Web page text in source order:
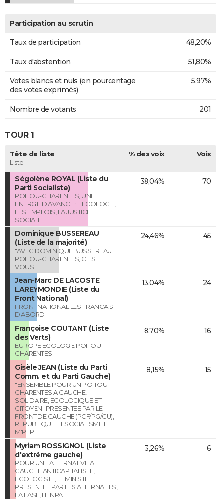
Participation au scrutin
Taux de participation 48,20%
Taux d'abstention 51,80%
Votes blancs et nuls (en pourcentage
des votes exprimés)
5,97%
Nombre de votants 201
TOUR 1
Tête de liste
Liste
% des voix Voix
Ségolène ROYAL (Liste du
Parti Socialiste)
POITOU-CHARENTES, UNE
ENERGIE D'AVANCE : L'ECOLOGIE,
LES EMPLOIS, LA JUSTICE
SOCIALE
38,04% 70
Dominique BUSSEREAU
(Liste de la majorité)
"AVEC DOMINIQUE BUSSEREAU
POITOU-CHARENTES, C'EST
VOUS ! "
24,46% 45
Jean-Marc DE LACOSTE
LAREYMONDIE (Liste du
Front National)
FRONT NATIONAL LES FRANCAIS
D'ABORD
13,04% 24
Françoise COUTANT (Liste
des Verts)
EUROPE ECOLOGIE POITOU-
CHARENTES
8,70% 16
Gisèle JEAN (Liste du Parti
Comm. et du Parti Gauche)
"ENSEMBLE POUR UN POITOU-
CHARENTES A GAUCHE,
SOLIDAIRE, ECOLOGIQUE ET
CITOYEN" PRESENTEE PAR LE
FRONT DE GAUCHE (PCF/PG/GU),
REPUBLIQUE ET SOCIALISME ET
M'PEP
8,15% 15
Myriam ROSSIGNOL (Liste
d'extrême gauche)
POUR UNE ALTERNATIVE A
GAUCHE ANTICAPITALISTE,
ECOLOGISTE, FEMINISTE
PRESENTEE PAR LES ALTERNATIFS,
LA FASE, LE NPA
3,26% 6